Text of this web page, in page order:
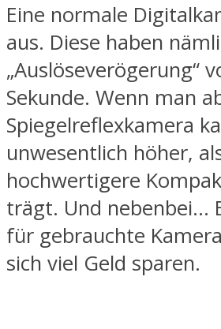
Eine normale
aus. Diese haben
„Auslöseverögerung“
Sekunde. Wenn man
Spiegelreflexkamera
unwesentlich höher,
hochwertigere
trägt. Und nebenbei…
für gebrauchte
sich viel Geld sparen.